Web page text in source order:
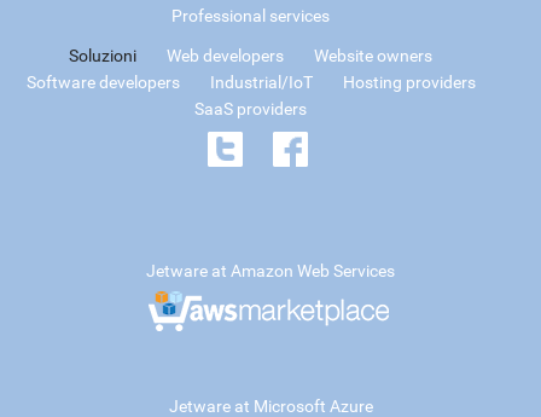
Professional services
Soluzioni Web developers
Website owners
Software developers
Industrial/IoT
Hosting providers
SaaS providers
Jetware at Amazon Web Services
Jetware at Microsoft Azure